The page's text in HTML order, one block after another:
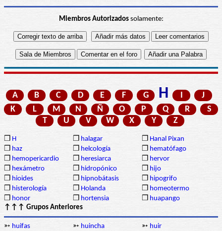
Miembros Autorizadossolamente:
A B C D E F G H I
J
K
L M N Ñ O P Q R
S
T
U V W X Y Z
❒ H ❒ halagar ❒ Hanal Pixan
❒ haz ❒ helcología ❒ hematófago
❒ hemopericardio ❒ heresiarca ❒ hervor
❒ hexámetro ❒ hidropónico ❒ hijo
❒ hioides ❒ hipnobátasis ❒ hipogrifo
❒ histerología ❒ Holanda ❒ homeotermo
❒ honor ❒ hortensia ❒ huapango
↑↑↑ Grupos Anteriores
➳ huifas ➳ huincha ➳ huir